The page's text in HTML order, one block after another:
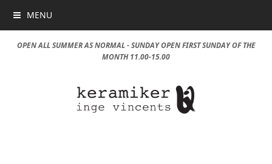
MENU
OPEN ALL SUMMER AS NORMAL - SUNDAY OPEN FIRST SUNDAY OF THE
MONTH 11.00-15.00